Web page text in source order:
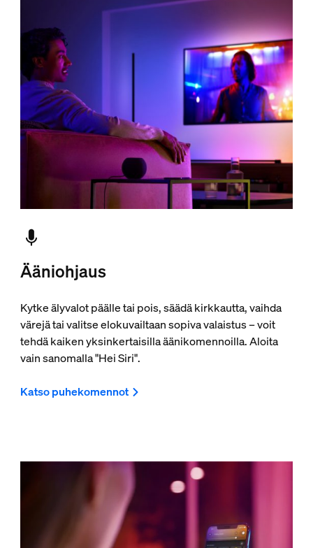
Ääniohjaus
Kytke älyvalot päälle tai pois, säädä kirkkautta, vaihda
värejä tai valitse elokuvailtaan sopiva valaistus – voit
tehdä kaiken yksinkertaisilla äänikomennoilla. Aloita
vain sanomalla "Hei Siri".
Katso puhekomennot